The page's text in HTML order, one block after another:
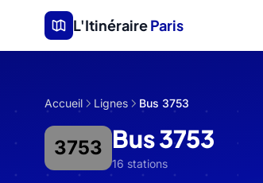
Aller au contenu principal
L'ItinéraireParis
Accueil Lignes Bus 3753
3753 Bus 3753
16 stations